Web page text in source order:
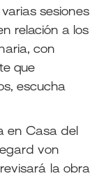
sesiones
relación a los
con
que
escucha
en Casa del
von
la obra